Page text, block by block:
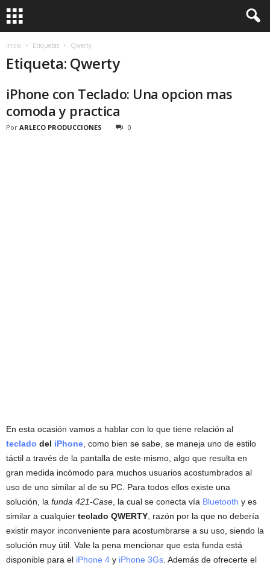
Inicio Etiquetas Qwerty
Etiqueta: Qwerty
iPhone con Teclado: Una opcion mas
comoda y practica
Por ARLECO PRODUCCIONES 0
En esta ocasión vamos a hablar con lo que tiene relación al
teclado del iPhone , como bien se sabe, se maneja uno de estilo
táctil a través de la pantalla de este mismo, algo que resulta en
gran medida incómodo para muchos usuarios acostumbrados al
uso de uno similar al de su PC. Para todos ellos existe una
solución, la funda 421-Case , la cual se conecta vía Bluetooth y es
similar a cualquier teclado QWERTY , razón por la que no debería
existir mayor inconveniente para acostumbrarse a su uso, siendo la
solución muy útil. Vale la pena mencionar que esta funda está
disponible para el iPhone 4 y iPhone 3Gs . Además de ofrecerte el